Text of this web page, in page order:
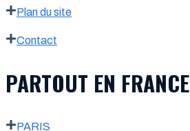
Plan du site
Contact
PARTOUT EN FRANCE
PARIS